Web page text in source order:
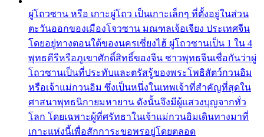
ผู่โถวซาน หรือ เกาะผู่โถว เป็นเกาะเล็กๆ ที่ตั้งอยู่ในส่วน
ตะวันออกของเมืองโจวซาน มณฑลเจ้อเจียง ประเทศจีน
โดยอยู่ทางตอนใต้ของนครเซี่ยงไฮ้ ผู่โถวซานเป็น 1 ใน 4
พุทธคีรีหรือภูเขาศักดิ์สิทธิ์ของจีน ชาวพุทธจีนเชื่อกันว่าผู่
โถวซานเป็นที่ประทับและตรัสรู้ของพระโพธิสัตว์กวนอิม
หรือเจ้าแม่กวนอิม ซึ่งเป็นหนึ่งในเทพเจ้าที่สำคัญที่สุดใน
ศาสนาพุทธนิกายมหายาน ดังนั้นจึงมีผู้แสวงบุญจากทั่ว
โลก โดยเฉพาะผู้ที่ศรัทธาในเจ้าแม่กวนอิมเดินทางมาที่
เกาะแห่งนี้เพื่อสักการะขอพรอยู่โดยตลอด